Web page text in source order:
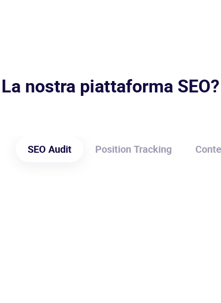
La nostra piattaforma SEO?
SEO Audit Position Tracking